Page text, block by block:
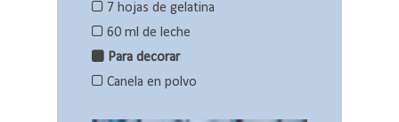
7 hojas de gelatina
60 ml de leche
Para decorar
Canela en polvo